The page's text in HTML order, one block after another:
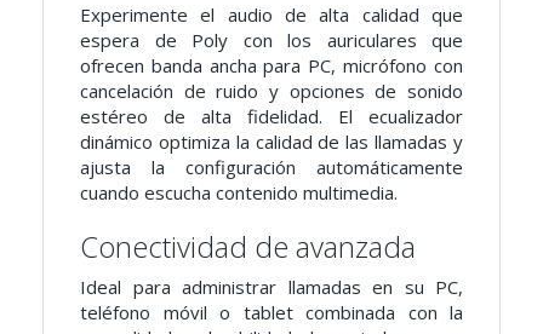
Experimente el audio de alta calidad que
espera de Poly con los auriculares que
ofrecen banda ancha para PC, micrófono con
cancelación de ruido y opciones de sonido
estéreo de alta fidelidad. El ecualizador
dinámico optimiza la calidad de las llamadas y
ajusta la configuración automáticamente
cuando escucha contenido multimedia.
Conectividad de avanzada
Ideal para administrar llamadas en su PC,
teléfono móvil o tablet combinada con la